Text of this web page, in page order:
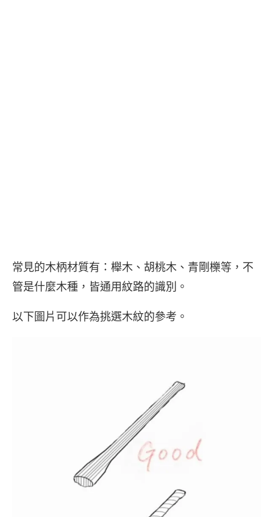
常見的木柄材質有：櫸木、胡桃木、青剛櫟等，不
管是什麼木種，皆通用紋路的識別。
以下圖片可以作為挑選木紋的參考。